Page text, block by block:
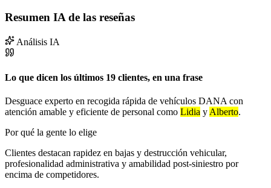
Resumen IA de las reseñas
Análisis IA
Lo que dicen los últimos 19 clientes, en una frase
Desguace experto en recogida rápida de vehículos DANA con
atención amable y eficiente de personal como Lidia y Alberto.
Por qué la gente lo elige
Clientes destacan rapidez en bajas y destrucción vehicular,
profesionalidad administrativa y amabilidad post-siniestro por
encima de competidores.